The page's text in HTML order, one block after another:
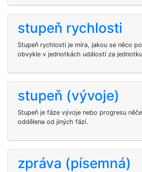
stupeň rychlosti
Stupeň rychlosti je míra, jakou se něco
obvykle v jednotkách událostí za
stupeň (vývoje)
Stupeň je fáze vývoje nebo progresu
oddělena od jiných fází.
zpráva (písemná)